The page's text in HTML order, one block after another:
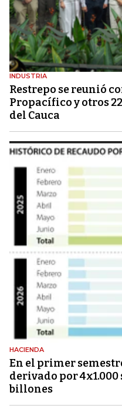
INDUSTRIA
Restrepo se reunió
Propacífico y otros
del Cauca
HACIENDA
En el primer
derivado por 4x1.000
billones